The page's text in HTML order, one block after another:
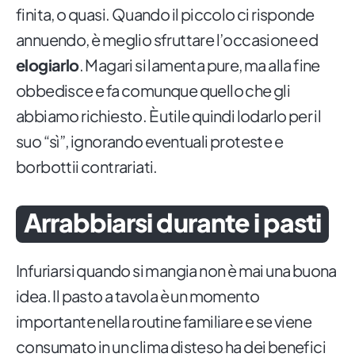
finita, o quasi. Quando il piccolo ci risponde
annuendo, è meglio sfruttare l’occasione ed
elogiarlo. Magari si lamenta pure, ma alla fine
obbedisce e fa comunque quello che gli
abbiamo richiesto. È utile quindi lodarlo per il
suo “sì”, ignorando eventuali proteste e
borbottii contrariati.
Arrabbiarsi durante i pasti
Infuriarsi quando si mangia non è mai una buona
idea. Il pasto a tavola è un momento
importante nella routine familiare e se viene
consumato in un clima disteso ha dei benefici